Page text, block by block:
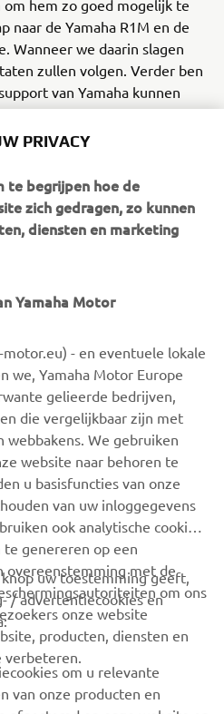
om hem zo goed mogelijk te
naar de Yamaha R1M en de
Wanneer we daarin slagen
zullen volgen. Verder ben
van Yamaha kunnen
langdurige en succesvolle
branche BeNeLux
Yamaha Motor Europe,
al jarenlang een goede
we zijn blij dat we daar
2022. SWPN is een
onze cup-klassen door te
halen we een rijder met
rijden in het sterke IDM
Rob bij Yamaha en
in dat hij tot goede resultaten
op de Yamaha R1M en het
gedurende het IDM seizoen
PRIVACY
te begrijpen hoe de
zich gedragen, zo kunnen
diensten en marketing
Yamaha Motor
- en eventuele lokale
we, Yamaha Motor Europe
gelieerde bedrijven,
die vergelijkbaar zijn met
webbakens. We gebruiken
website naar behoren te
u basisfuncties van onze
van uw inloggegevens
ook analytische cookies
genereren op een
overeenstemming met de
om ons
onze website
producten, diensten en
verbeteren.
uw toestemming geeft,
/ advertentiecookies en
om u relevante
van onze producten en